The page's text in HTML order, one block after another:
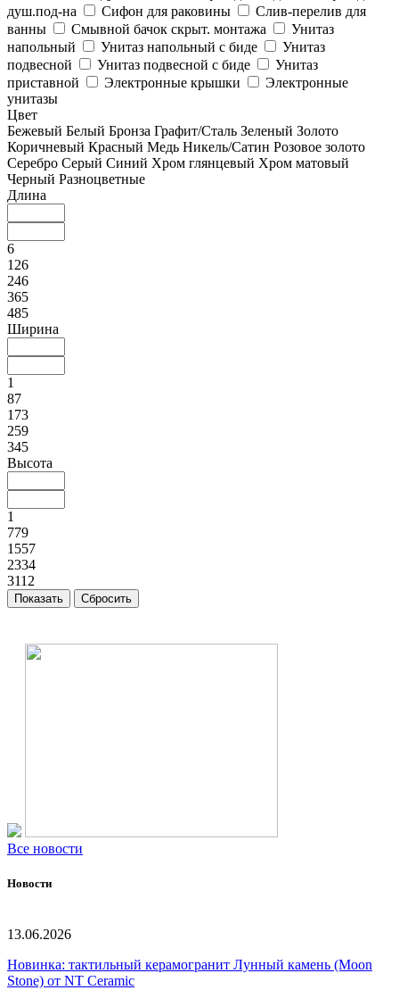
душ.под-на
Сифон для раковины
Слив-перелив для
ванны
Смывной бачок скрыт. монтажа
Унитаз
напольный
Унитаз напольный с биде
Унитаз
подвесной
Унитаз подвесной с биде
Унитаз
приставной
Электронные крышки
Электронные
унитазы
Цвет
Бежевый Белый Бронза Графит/Сталь Зеленый Золото
Коричневый Красный Медь Никель/Сатин Розовое золото
Серебро Серый Синий Хром глянцевый Хром матовый
Черный Разноцветные
Длина
6
126
246
365
485
Ширина
1
87
173
259
345
Высота
1
779
1557
2334
3112
Все новости
Новости
13.06.2026
Новинка: тактильный керамогранит Лунный камень (Moon
Stone) от NT Ceramic